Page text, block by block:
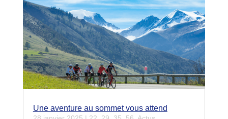
Une aventure au sommet vous attend